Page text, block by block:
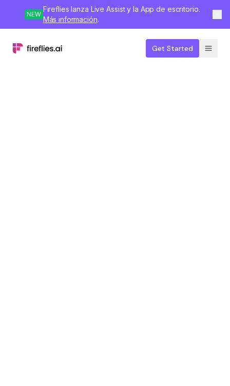
NEW
Fireflies lanza Live Assist y la App de escritorio.
Más información.
Get Started